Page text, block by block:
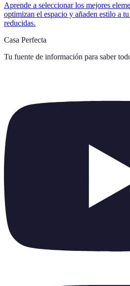
Aprende a seleccionar los mejores
optimizan el espacio y añaden estilo a
reducidas.
Casa Perfecta
Tu fuente de información para saber